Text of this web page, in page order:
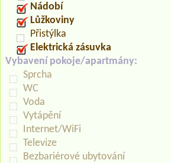
Nádobí
Lůžkoviny
Přistýlka
Elektrická zásuvka
Vybavení pokoje/apartmány:
Sprcha
WC
Voda
Vytápění
Internet/WiFi
Televize
Bezbariérové ubytování